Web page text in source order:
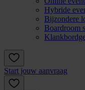
Hybride
Bijzondere
Boardroom
Start jouw aanvraag